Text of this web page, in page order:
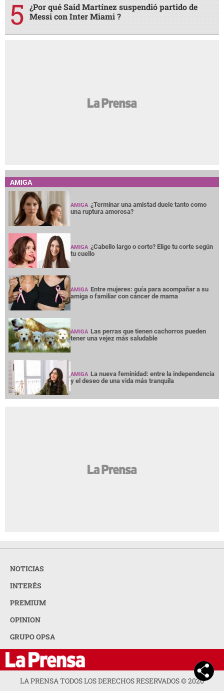
¿Por qué Said Martínez suspendió partido de
Messi con Inter Miami ?
AMIGA
AMIGA ¿Terminar una amistad duele tanto como
una ruptura amorosa?
AMIGA ¿Cabello largo o corto? Elige tu corte según
tu cuello
AMIGA Entre mujeres: guía para acompañar a su
amiga o familiar con cáncer de mama
AMIGA Las perras que tienen cachorros pueden
tener una vejez más saludable
AMIGA La nueva feminidad: entre la independencia
y el deseo de una vida más tranquila
NOTICIAS
INTERÉS
PREMIUM
OPINION
GRUPO OPSA
LA PRENSA TODOS LOS DERECHOS RESERVADOS ©2026